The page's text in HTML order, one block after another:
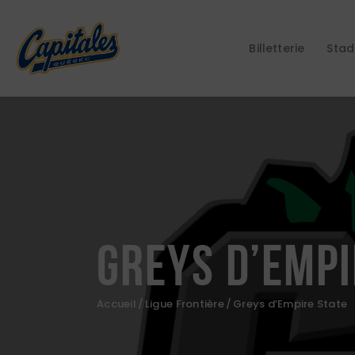
Billetterie
Greys
Accueil Ligue Frontière Greys d’Empire State